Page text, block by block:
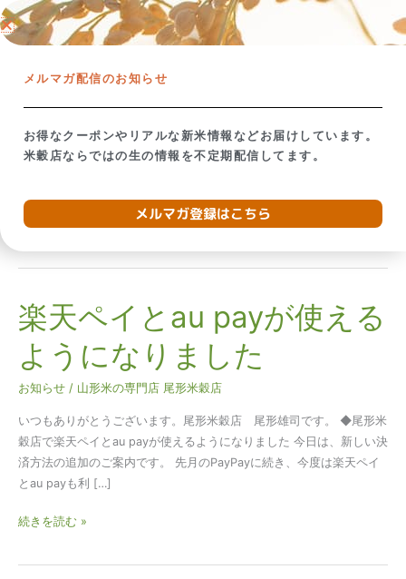
内
容
ネットショップ →
2019年6月
楽天ペイとau payが使える
ようになりました
お知らせ / 山形米の専門店 尾形米穀店
いつもありがとうございます。尾形米穀店 尾形雄司です。 ◆尾形米
穀店で楽天ペイとau payが使えるようになりました 今日は、新しい決
済方法の追加のご案内です。 先月のPayPayに続き、今度は楽天ペイ
とau payも利 […]
楽
天
イ
と
pay
が
る
続きを読む »
メルマガ配信のお知らせ
お得なクーポンやリアルな新米情報などお届けしています。
米穀店ならではの生の情報を不定期配信してます。
メルマガ登録はこちら